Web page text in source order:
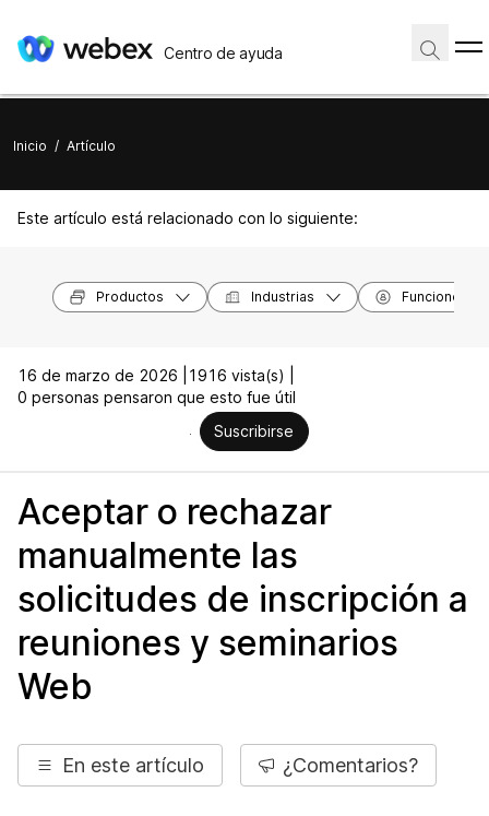
Centro de ayuda
Inicio / Artículo
Este artículo está relacionado con lo siguiente:
Productos Industrias Funciones
16 de marzo de 2026 |
1916 vista(s) |
0 personas pensaron que esto fue útil
Suscribirse
Aceptar o rechazar
manualmente las
solicitudes de inscripción a
reuniones y seminarios
Web
En este artículo ¿Comentarios?